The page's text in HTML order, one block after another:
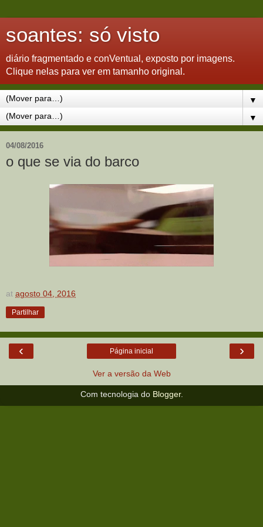
soantes: só visto
diário fragmentado e conVentual, exposto por imagens.
Clique nelas para ver em tamanho original.
▼
▼
04/08/2016
o que se via do barco
at agosto 04, 2016
Partilhar
‹ ›
Página inicial
Ver a versão da Web
Com tecnologia do Blogger.